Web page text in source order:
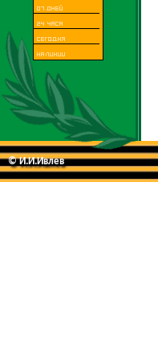
© И.И.Ивлев